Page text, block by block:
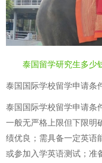
泰国留学研究生多少
泰国国际学校留学申请条
泰国国际学校留学申请条
一般无严格上限但下限明
绩优良；需具备一定英语
或参加入学英语测试；准